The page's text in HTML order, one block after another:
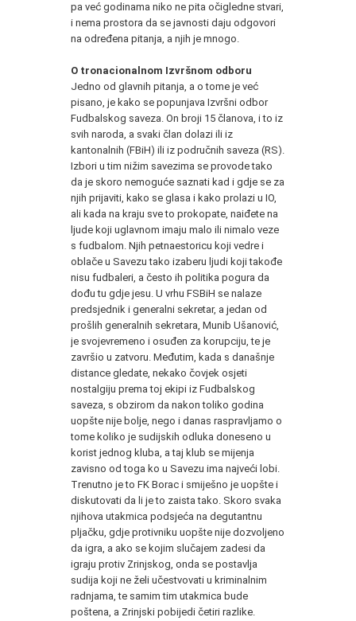
pa već godinama niko ne pita očigledne stvari,
i nema prostora da se javnosti daju odgovori
na određena pitanja, a njih je mnogo.
O tronacionalnom Izvršnom odboru
Jedno od glavnih pitanja, a o tome je već
pisano, je kako se popunjava Izvršni odbor
Fudbalskog saveza. On broji 15 članova, i to iz
svih naroda, a svaki član dolazi ili iz
kantonalnih (FBiH) ili iz područnih saveza (RS).
Izbori u tim nižim savezima se provode tako
da je skoro nemoguće saznati kad i gdje se za
njih prijaviti, kako se glasa i kako prolazi u IO,
ali kada na kraju sve to prokopate, naiđete na
ljude koji uglavnom imaju malo ili nimalo veze
s fudbalom. Njih petnaestoricu koji vedre i
oblače u Savezu tako izaberu ljudi koji takođe
nisu fudbaleri, a često ih politika pogura da
dođu tu gdje jesu. U vrhu FSBiH se nalaze
predsjednik i generalni sekretar, a jedan od
prošlih generalnih sekretara, Munib Ušanović,
je svojevremeno i osuđen za korupciju, te je
završio u zatvoru. Međutim, kada s današnje
distance gledate, nekako čovjek osjeti
nostalgiju prema toj ekipi iz Fudbalskog
saveza, s obzirom da nakon toliko godina
uopšte nije bolje, nego i danas raspravljamo o
tome koliko je sudijskih odluka doneseno u
korist jednog kluba, a taj klub se mijenja
zavisno od toga ko u Savezu ima najveći lobi.
Trenutno je to FK Borac i smiješno je uopšte i
diskutovati da li je to zaista tako. Skoro svaka
njihova utakmica podsjeća na degutantnu
pljačku, gdje protivniku uopšte nije dozvoljeno
da igra, a ako se kojim slučajem zadesi da
igraju protiv Zrinjskog, onda se postavlja
sudija koji ne želi učestvovati u kriminalnim
radnjama, te samim tim utakmica bude
poštena, a Zrinjski pobijedi četiri razlike.